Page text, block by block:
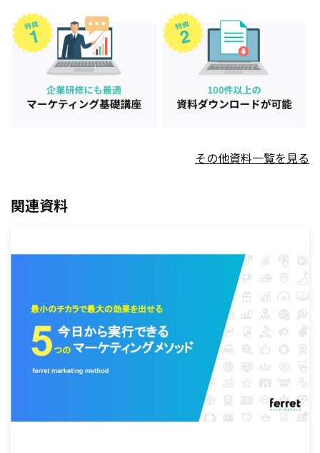
その他資料一覧を見る
関連資料